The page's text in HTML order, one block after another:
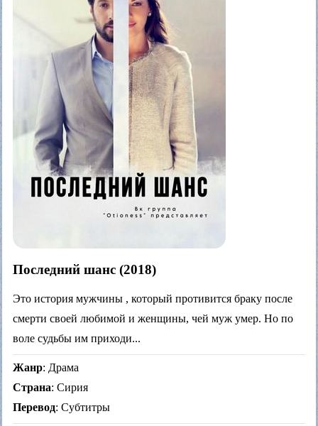
Последний шанс (2018)
Это история мужчины , который противится браку после
смерти своей любимой и женщины, чей муж умер. Но по
воле судьбы им приходи...
Жанр: Драма
Страна: Сирия
Перевод: Субтитры